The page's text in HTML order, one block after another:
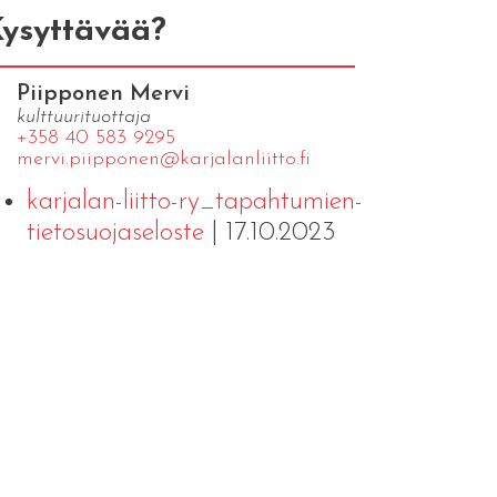
Piipponen Mervi
kulttuurituottaja
+358 40 583 9295
mervi.​piipponen@​kar​jala​nlii​tto.​fi
karjalan-liitto-ry_tapahtumien-
tietosuojaseloste| 17.10.2023